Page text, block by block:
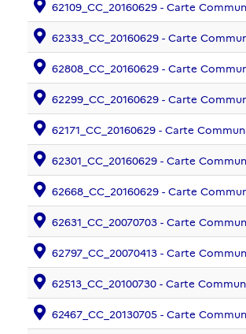
62109_CC_20160629 - Carte
62333_CC_20160629 - Carte
62808_CC_20160629 - Carte
62299_CC_20160629 - Carte
62171_CC_20160629 - Carte
62301_CC_20160629 - Carte
62668_CC_20160629 - Carte
62631_CC_20070703 - Carte
62797_CC_20070413 - Carte
62513_CC_20100730 - Carte
62467_CC_20130705 - Carte